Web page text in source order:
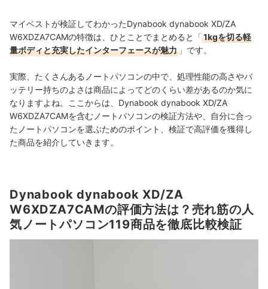
マイベストが検証してわかったDynabook dynabook XD/ZA
W6XDZA7CAMの特徴は、ひとことでまとめると「1kgを切る軽
量ボディと充実したインターフェースが魅力 」です。
実際、たくさんあるノートパソコンの中で、処理性能の高さやバ
ッテリー持ちのよさは商品によってどのくらい差があるのか気に
なりますよね。ここからは、Dynabook dynabook XD/ZA
W6XDZA7CAMを含むノートパソコンの検証方法や、自分に合っ
たノートパソコンを選ぶためのポイント、検証で高評価を獲得し
た商品を紹介していきます。
Dynabook dynabook XD/ZA
W6XDZA7CAMの評価方法は？売れ筋の人
気ノートパソコン119商品を徹底比較検証